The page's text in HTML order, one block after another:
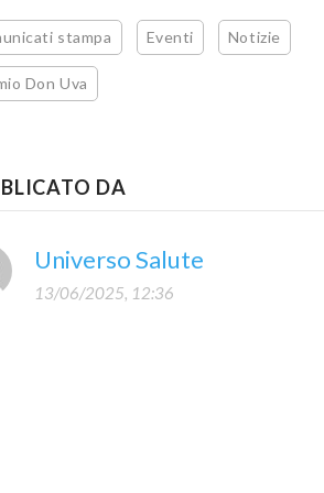
stampa Eventi Notizie
Don Uva
DA
Universo Salute
13/06/2025, 12:36